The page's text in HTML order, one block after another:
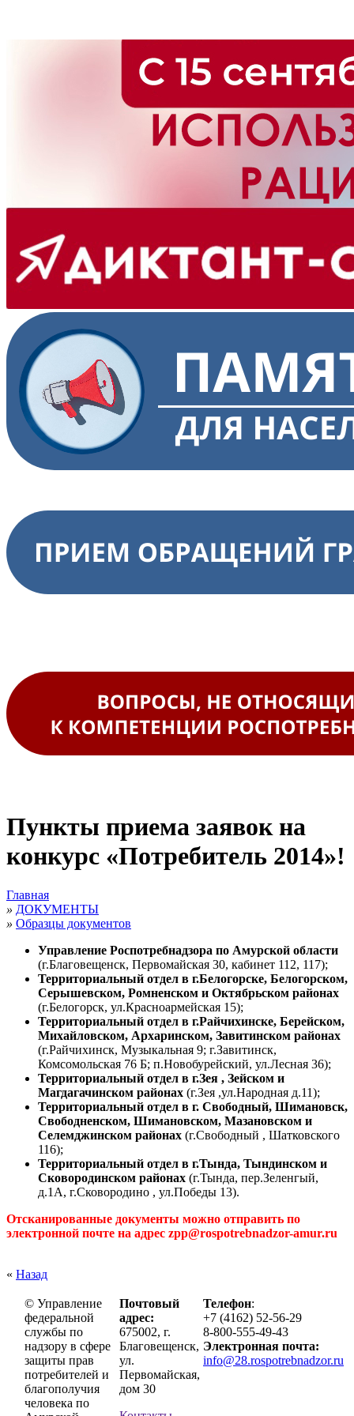
Пункты приема заявок на
конкурс «Потребитель 2014»!
Главная
» ДОКУМЕНТЫ
» Образцы документов
Управление Роспотребнадзора по Амурской области
(г.Благовещенск, Первомайская 30, кабинет 112, 117);
Территориальный отдел в г.Белогорске, Белогорском,
Серышевском, Ромненском и Октябрьском районах
(г.Белогорск, ул.Красноармейская 15);
Территориальный отдел в г.Райчихинске, Берейском,
Михайловском, Архаринском, Завитинском районах
(г.Райчихинск, Музыкальная 9; г.Завитинск,
Комсомольская 76 Б; п.Новобурейский, ул.Лесная 36);
Территориальный отдел в г.Зея , Зейском и
Магдагачинском районах (г.Зея ,ул.Народная д.11);
Территориальный отдел в г. Свободный, Шимановск,
Свободненском, Шимановском, Мазановском и
Селемджинском районах (г.Свободный , Шатковского
116);
Территориальный отдел в г.Тында, Тындинском и
Сковородинском районах (г.Тында, пер.Зеленгый,
д.1А, г.Сковородино , ул.Победы 13).
Отсканированные документы можно отправить по
электронной почте на адрес zpp@rospotrebnadzor-amur.ru
« Назад
© Управление
федеральной
службы по
надзору в сфере
защиты прав
потребителей и
благополучия
человека по
Почтовый
адрес:
675002, г.
Благовещенск,
ул.
Первомайская,
дом 30
Телефон:
+7 (4162) 52-56-29
8-800-555-49-43
Электронная почта:
info@28.rospotrebnadzor.ru